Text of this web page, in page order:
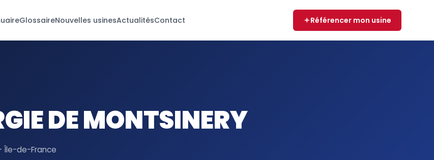
GlossaireNouvelles usinesActualitésContact Référencer mon usine
DE MONTSINERY
- Île-de-France